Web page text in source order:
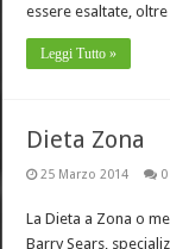
essere esaltate,
Leggi Tutto »
Dieta Zona
25 Marzo 2014 0
La Dieta a Zona o
Barry Sears,